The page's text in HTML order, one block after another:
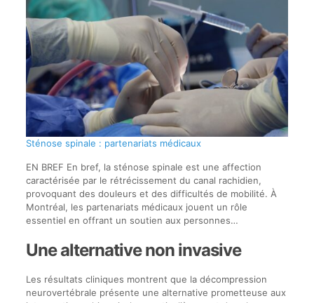
Sténose spinale : partenariats médicaux
EN BREF En bref, la sténose spinale est une affection
caractérisée par le rétrécissement du canal rachidien,
provoquant des douleurs et des difficultés de mobilité. À
Montréal, les partenariats médicaux jouent un rôle
essentiel en offrant un soutien aux personnes…
Une alternative non invasive
Les résultats cliniques montrent que la décompression
neurovertébrale présente une alternative prometteuse aux